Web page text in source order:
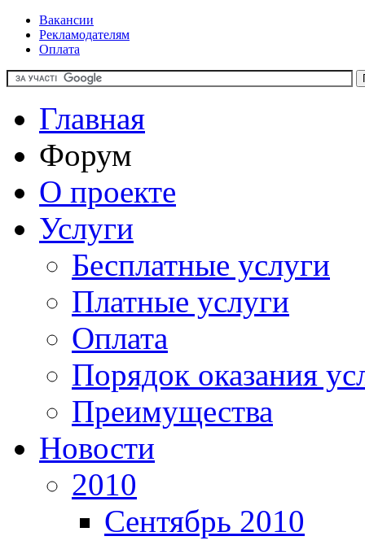
Вакансии
Рекламодателям
Оплата
Главная
Форум
О проекте
Услуги
Бесплатные услуги
Платные услуги
Оплата
Порядок оказания
Преимущества
Новости
2010
Сентябрь 2010